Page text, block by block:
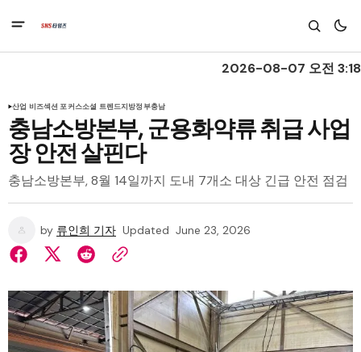
2026-08-07 오전 3:18
산업 비즈섹션 포커스소셜 트렌드지방정부충남
충남소방본부, 군용화약류 취급 사업
장 안전 살핀다
충남소방본부, 8월 14일까지 도내 7개소 대상 긴급 안전 점검
by 류인희 기자 Updated June 23, 2026